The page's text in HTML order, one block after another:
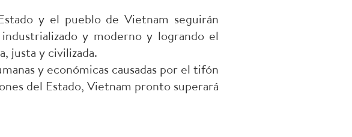
y el pueblo de Vietnam seguirán
y moderno y logrando el
justa y civilizada.
y económicas causadas por el tifón
del Estado, Vietnam pronto superará